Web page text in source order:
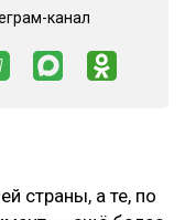
страны, а те, по
канал